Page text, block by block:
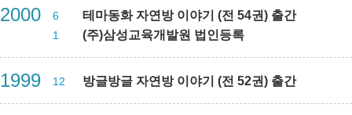
2000 6 테마동화 자연방 이야기 (전 54권) 출간
1 (주)삼성교육개발원 법인등록
1999 12 방글방글 자연방 이야기 (전 52권) 출간